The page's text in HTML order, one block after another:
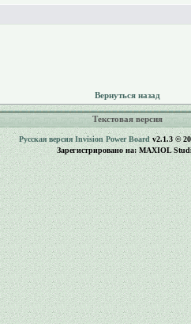
Вернуться назад
Текстовая версия
Русская версия Invision Power Boardv2.1.3 ©
Зарегистрировано на: MAXIOL